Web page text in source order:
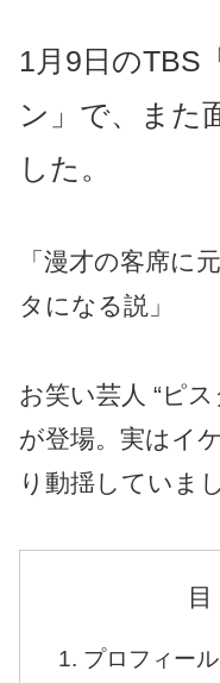
1月9日のTBS
ン」で、また
した。
「漫才の客席に
タになる説」
お笑い芸人 “ピ
が登場。実はイ
り動揺していま
プロフィール